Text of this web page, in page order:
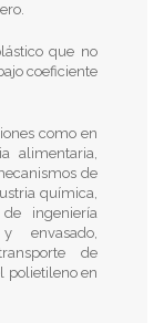
que no
coeficiente
como en
alimentaria,
de
química,
ingeniería
envasado,
de
polietileno en